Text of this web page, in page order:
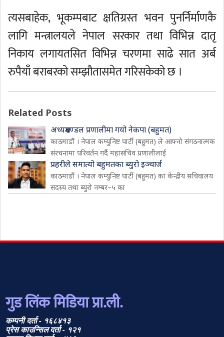
त्यसबाहेक, भूकम्पबाट क्षतिग्रस्त भवन पुनर्निर्माणकै
लागि मन्त्रालयले नेपाल सरकार तथा विभिन्न दातृ
निकाय लगायतसित विभिन्न चरणमा साढे सात अर्ब
रुपैयाँ बराबरको सम्झौतासमेत गरिसकेको छ ।
Related Posts
अध्यक्षमण्डल प्रणालीमा गयो नेकपा (बहुमत)
काठमाडौं । नेपाल कम्युनिष्ट पार्टी (बहुमत) ले आफ्नो संगठनात्मक
संरचनामा परिवर्तन गर्दै महासचिव प्रणालीलाई
प्रहरीले समात्यो बहुमतका ब्युरो इञ्चार्ज
काठमाडौं । नेपाल कम्युनिष्ट पार्टी (बहुमत) का केन्द्रीय सचिवालय
सदस्य तथा ब्युरो नम्बर–५ का
गुड लिंक मिडिया प्रा.ली.
कम्पनी दर्ता - १६८४१३
प्रेस काउन्सिल दर्ता - १२१